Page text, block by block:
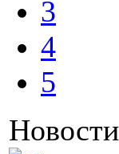
3
4
5